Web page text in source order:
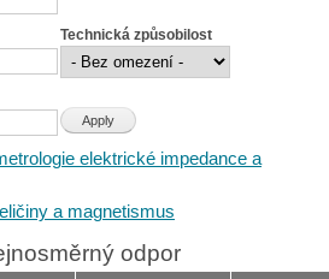
Technická způsobilost
elektrické impedance a
a magnetismus
odpor